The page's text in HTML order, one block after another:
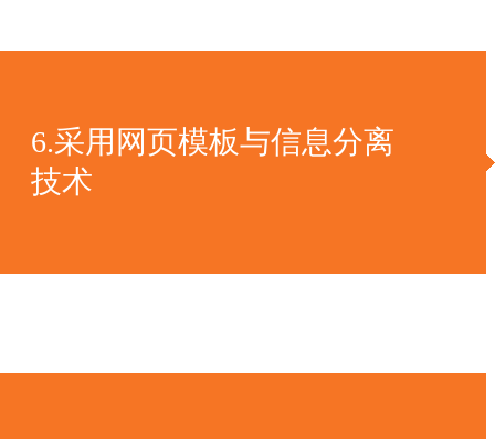
6.采用网页模板与信息分离
技术